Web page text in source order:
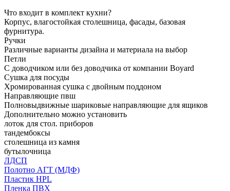
Что входит в комплект кухни?
Корпус, влагостойкая столешница, фасады, базовая
фурнитура.
Ручки
Различные варианты дизайна и материала на выбор
Петли
С доводчиком или без доводчика от компании Boyard
Сушка для посуды
Хромированная сушка с двойным поддоном
Направляющие пвш
Полновыдвижные шариковые направляющие для ящиков
Дополнительно можно установить
лоток для стол. приборов
тандембоксы
столешница из камня
бутылочница
ЛДСП
Полотно АГТ (МДФ)
Пластик HPL
Пленка ПВХ